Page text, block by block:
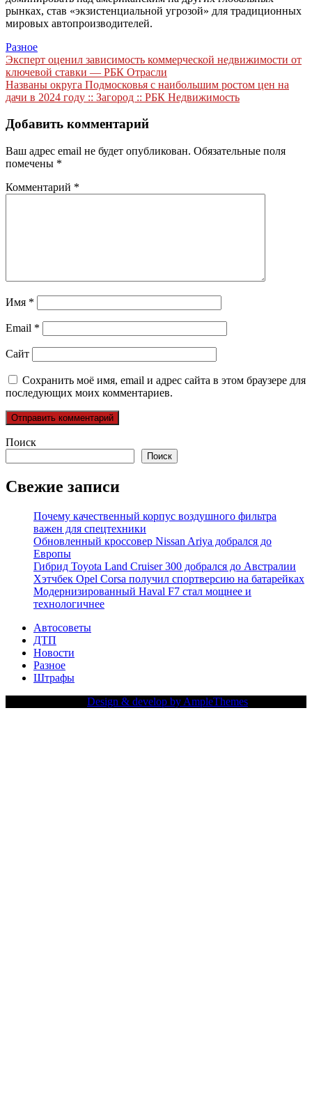
рынках, став «экзистенциальной угрозой» для традиционных
мировых автопроизводителей.
Разное
Навигация
по
записям
Эксперт оценил зависимость коммерческой недвижимости от
ключевой ставки — РБК Отрасли
Названы округа Подмосковья с наибольшим ростом цен на
дачи в 2024 году :: Загород :: РБК Недвижимость
Добавить комментарий
Ваш адрес email не будет опубликован. Обязательные поля
помечены *
Комментарий *
Имя *
Email *
Сайт
Сохранить моё имя, email и адрес сайта в этом браузере для
последующих моих комментариев.
Поиск
Поиск
Свежие записи
Почему качественный корпус воздушного фильтра
важен для спецтехники
Обновленный кроссовер Nissan Ariya добрался до
Европы
Гибрид Toyota Land Cruiser 300 добрался до Австралии
Хэтчбек Opel Corsa получил спортверсию на батарейках
Модернизированный Haval F7 стал мощнее и
технологичнее
Автосоветы
ДТП
Новости
Разное
Штрафы
Design & develop by AmpleThemes